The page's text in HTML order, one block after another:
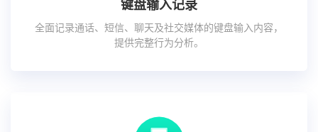
键盘输入记录
全面记录通话、短信、聊天及社交媒体的键盘输入内容，
提供完整行为分析。